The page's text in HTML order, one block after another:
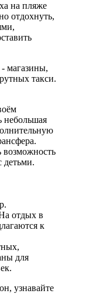
на пляже
отдохнуть,
магазины,
такси.
небольшая
возможность
детьми.
отдых в
к
для
узнавайте